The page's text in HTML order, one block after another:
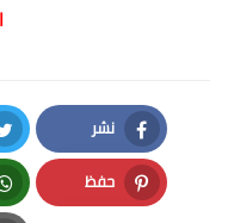
نشر
Facebook
حفظ
Pinterest